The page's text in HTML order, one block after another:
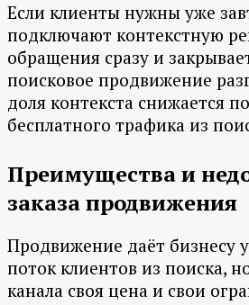
Если клиенты нужны уже
подключают контекстную
обращения сразу и
поисковое продвижение
доля контекста снижается
бесплатного трафика из
Преимущества и
заказа продвижения
Продвижение даёт бизнесу
поток клиентов из поиска,
канала своя цена и свои